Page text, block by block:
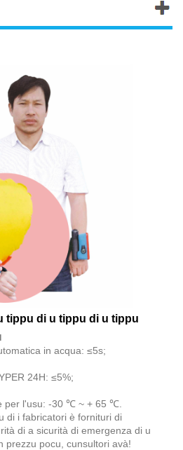
tippu di u tippu di u tippu
in acqua: ≤5s;
24H: ≤5%;
per l'usu: -30 ℃ ~ + 65 ℃.
di i fabricatori è fornituri di
di a sicurità di emergenza di u
prezzu pocu, cunsultori avà!